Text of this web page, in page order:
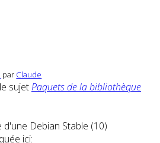
par Claude
sujetPaquets de la bibliothèque
Debian Stable (10)
ici: